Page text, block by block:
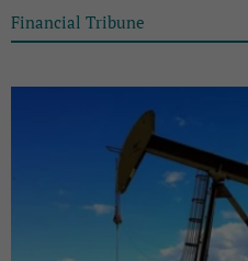
Financial Tribune